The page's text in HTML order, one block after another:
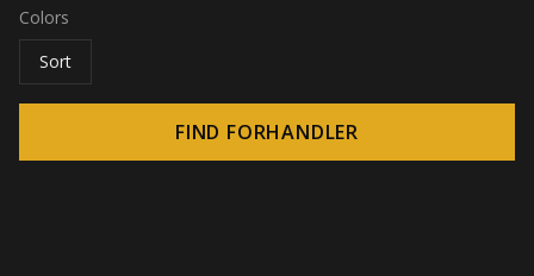
Colors
Sort
FIND FORHANDLER